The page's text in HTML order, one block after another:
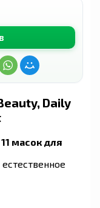
Daily
масок для